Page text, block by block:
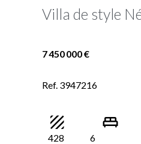
Villa de style
7 450 000 €
Ref. 3947216
428
6